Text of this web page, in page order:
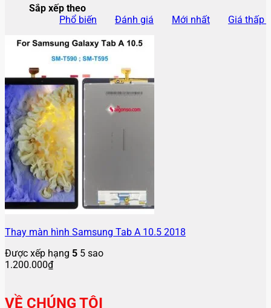
Sắp xếp theo
Phổ biến
Đánh giá Mới nhất Giá thấp
Thay màn hình Samsung Tab A 10.5 2018
Được xếp hạng 5 5 sao
1.200.000₫
VỀ CHÚNG TÔI